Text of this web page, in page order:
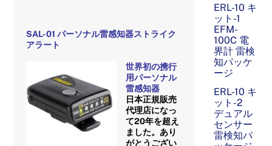
SAL-01 パーソナル雷感知器ストライク
アラート
世界初の携行
用パーソナル
雷感知器
日本正規販売
代理店になっ
て20年を超え
ました。あり
がとうござい
ERL-10 キ
ット-1
EFM-
100C 電
界計 雷検
知パッケ
ージ
ERL-10 キ
ット-2
デュアル
センサー
雷検知パ